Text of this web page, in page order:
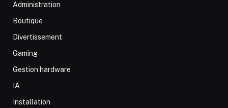
Administration
Boutique
Divertissement
Gaming
Gestion hardware
IA
Installation